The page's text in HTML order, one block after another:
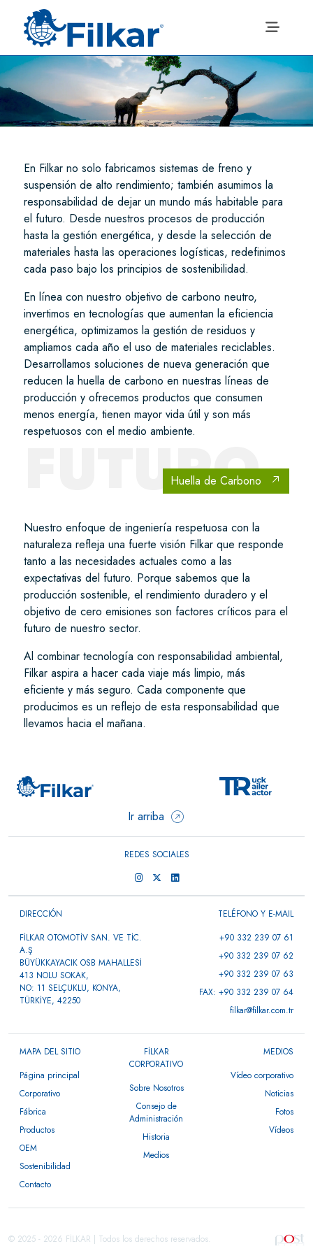
En Filkar no solo fabricamos sistemas de freno y
suspensión de alto rendimiento; también asumimos la
responsabilidad de dejar un mundo más habitable para
el futuro. Desde nuestros procesos de producción
hasta la gestión energética, y desde la selección de
materiales hasta las operaciones logísticas, redefinimos
cada paso bajo los principios de sostenibilidad.
En línea con nuestro objetivo de carbono neutro,
invertimos en tecnologías que aumentan la eficiencia
energética, optimizamos la gestión de residuos y
ampliamos cada año el uso de materiales reciclables.
Desarrollamos soluciones de nueva generación que
reducen la huella de carbono en nuestras líneas de
producción y ofrecemos productos que consumen
menos energía, tienen mayor vida útil y son más
respetuosos con el medio ambiente.
FUTURO
Huella de Carbono
Nuestro enfoque de ingeniería respetuosa con la
naturaleza refleja una fuerte visión Filkar que responde
tanto a las necesidades actuales como a las
expectativas del futuro. Porque sabemos que la
producción sostenible, el rendimiento duradero y el
objetivo de cero emisiones son factores críticos para el
futuro de nuestro sector.
Al combinar tecnología con responsabilidad ambiental,
Filkar aspira a hacer cada viaje más limpio, más
eficiente y más seguro. Cada componente que
producimos es un reflejo de esta responsabilidad que
llevamos hacia el mañana.
Ir arriba
REDES SOCIALES
DIRECCIÓN
FİLKAR OTOMOTİV SAN. VE TİC.
A.Ş
BÜYÜKKAYACIK OSB MAHALLESİ
413 NOLU SOKAK,
NO: 11 SELÇUKLU, KONYA,
TÜRKİYE, 42250
TELÉFONO Y E-MAIL
+90 332 239 07 61
+90 332 239 07 62
+90 332 239 07 63
FAX: +90 332 239 07 64
filkar@filkar.com.tr
MAPA DEL SITIO
Página principal
Corporativo
Fábrica
Productos
OEM
Sostenibilidad
Contacto
FİLKAR
CORPORATIVO
Sobre Nosotros
Consejo de
Administración
Historia
Medios
MEDIOS
Vídeo corporativo
Noticias
Fotos
Vídeos
© 2025 - 2026 FİLKAR | Todos los derechos reservados.